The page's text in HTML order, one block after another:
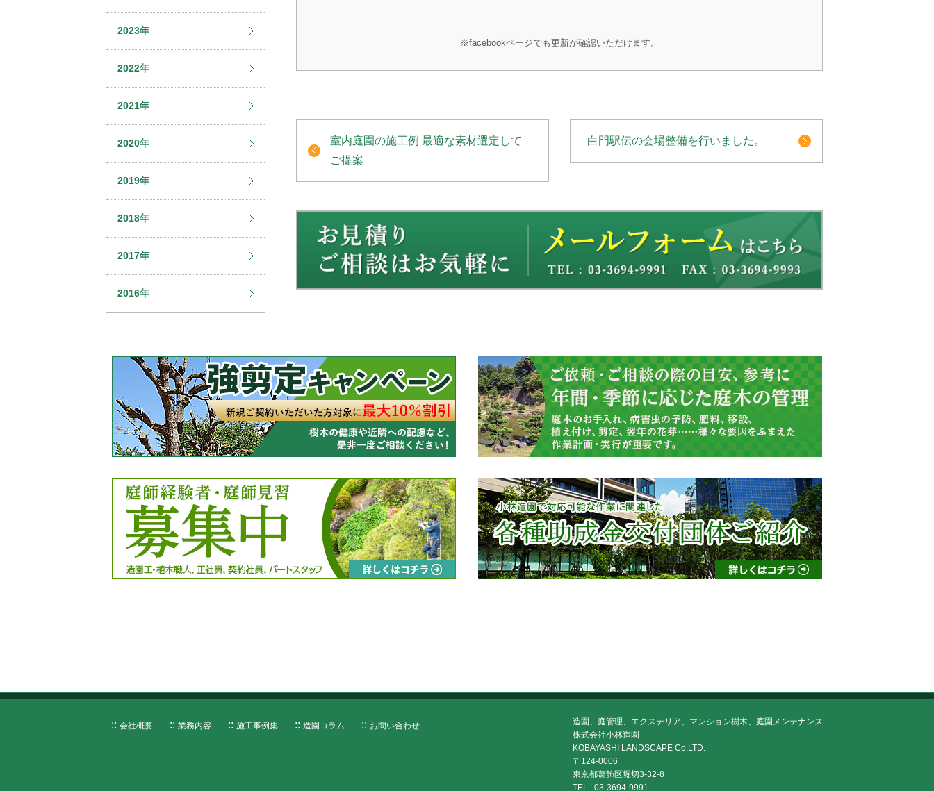
※facebookページでも更新が確認いただけます。
白門駅伝の会場整備を行いました。
室内庭園の施工例 最適な素材選定して
ご提案
2023年
2022年
2021年
2020年
2019年
2018年
2017年
2016年
会社概要 業務内容 施工事例集 造園コラム お問い合わせ
造園、庭管理、エクステリア、マンション樹木、庭園メンテナンス
株式会社小林造園
KOBAYASHI LANDSCAPE Co,LTD.
〒124-0006
東京都葛飾区堀切3-32-8
TEL : 03-3694-9991